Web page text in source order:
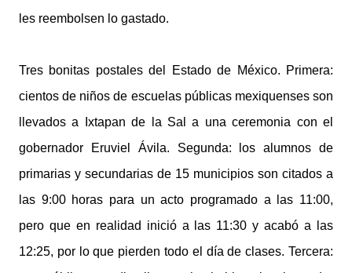
les reembolsen lo gastado.
Tres bonitas postales del Estado de México. Primera:
cientos de niños de escuelas públicas mexiquenses son
llevados a Ixtapan de la Sal a una ceremonia con el
gobernador Eruviel Ávila. Segunda: los alumnos de
primarias y secundarias de 15 municipios son citados a
las 9:00 horas para un acto programado a las 11:00,
pero que en realidad inició a las 11:30 y acabó a las
12:25, por lo que pierden todo el día de clases. Tercera: